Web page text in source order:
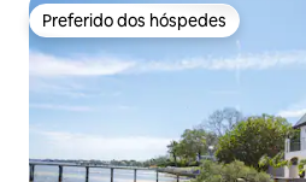
Preferido dos hóspedes
Preferido dos hóspedes